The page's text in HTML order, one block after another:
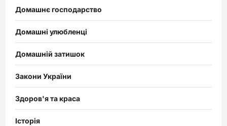
Домашнє господарство
Домашні улюбленці
Домашній затишок
Закони України
Здоров'я та краса
Історія